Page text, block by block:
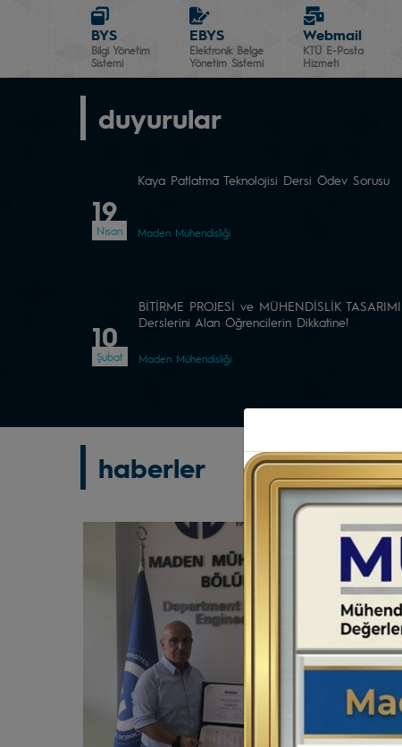
BYS
Bilgi Yönetim
Sistemi
EBYS
Elektronik Belge
Yönetim Sistemi
Webmail
KTÜ E-Posta
Hizmeti
duyurular
19
Nisan
Kaya Patlatma Teknolojisi Dersi Ödev Sorusu
Maden Mühendisliği
10
Şubat
BİTİRME PROJESİ ve MÜHENDİSLİK TASARIMI
Derslerini Alan Öğrencilerin Dikkatine!
Maden Mühendisliği
haberler